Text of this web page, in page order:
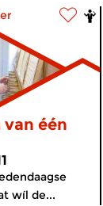
één
wíl de...